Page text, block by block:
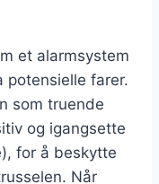
et alarmsystem
potensielle farer.
som truende
og igangsette
for å beskytte
Når